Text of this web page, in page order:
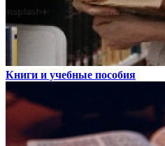
Книги и учебные пособия